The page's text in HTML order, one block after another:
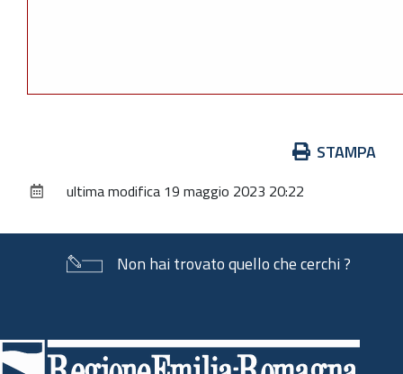
documento
STAMPA
ultima modifica 19 maggio 2023 20:22
Non hai trovato quello che cerchi ?
di